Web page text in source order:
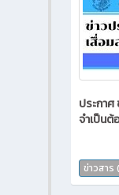
ประกา
จำเป็นต้
ข่าวสาร